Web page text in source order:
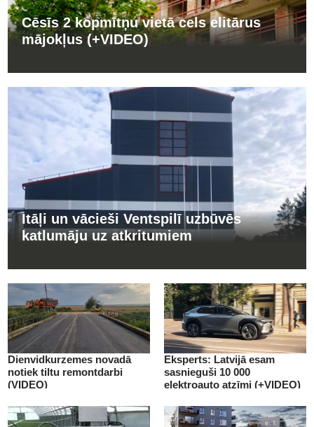
Cēsīs 2 kopmītņu vietā cels elitārus
mājokļus (+VIDEO)
Itāļi un vācieši Ventspilī uzbūvēs
katlumāju uz atkritumiem
Dienvidkurzemes novadā
notiek tiltu remontdarbi
(VIDEO)
Eksperts: Latvijā esam
sasnieguši 10 000
elektroauto atzīmi (+VIDEO)